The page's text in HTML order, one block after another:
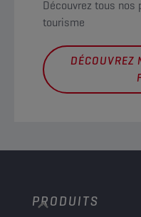
Découvrez tous nos
tourisme
DÉCOUVREZ
PRODUITS